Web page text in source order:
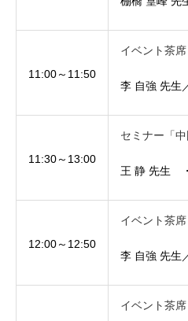
11:00～11:50
イベント茶
李 自強 先
11:30～13:00
セミナー「中
王 静 先生
12:00～12:50
イベント茶
李 自強 先
イベント茶